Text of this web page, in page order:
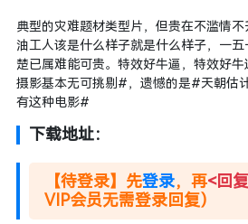
典型的灾难题材类型片，但贵在不滥情
油工人该是什么样子就是什么样子，一
楚已属难能可贵。特效好牛逼，特效好
摄影基本无可挑剔#，遗憾的是#天朝估
有这种电影#
下载地址：
【待登录】先登录，再<回
VIP会员无需登录回复）